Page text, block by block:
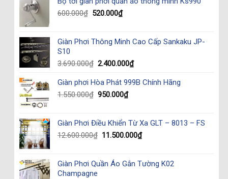
600.000₫ Original
600.000₫.
520.000₫Current
520.000₫.
Giàn Phơi Thông Minh Cao Cấp Sankaku JP-
S10
3.690.000₫ Original
was:
3.690.000₫.
2.400.000₫Current
is:
Giàn phơi Hòa Phát 999B Chính Hãng
1.550.000₫ Original
1.550.000₫.
950.000₫Current
950.000₫.
Giàn Phơi Điều Khiển Từ Xa GLT – 8013 – FS
12.600.000₫ Original
12.600.000₫.
11.500.000₫Current
11.500.000₫.
Giàn Phơi Quần Áo Gắn Tường K02
Champagne